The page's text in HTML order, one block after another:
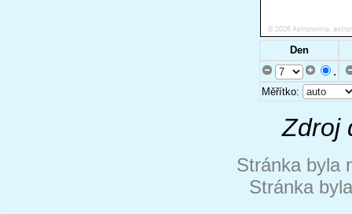
Den
.
Měřítko:
Zdroj
Stránka byla
Stránka